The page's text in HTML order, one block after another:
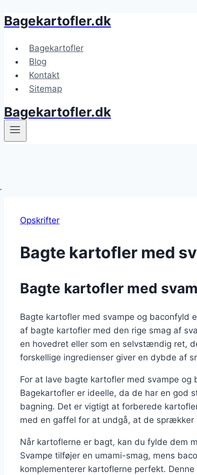
Fortsæt
indhold
Bagekartofler.dk
Bagekartofler
Blog
Kontakt
Sitemap
Bagekartofler.dk
Opskrifter
Bagte kartofler med
Bagte kartofler med
Bagte kartofler med svampe og baconfyld
af bagte kartofler med den rige smag af
en hovedret eller som en selvstændig ret,
forskellige ingredienser giver en dybde af
For at lave bagte kartofler med svampe
Bagekartofler er ideelle, da de har en god
bagning. Det er vigtigt at forberede
med en gaffel for at undgå, at de sprækker
Når kartoflerne er bagt, kan du fylde dem
Svampe tilføjer en umami-smag, mens
komplementerer kartoflerne perfekt.